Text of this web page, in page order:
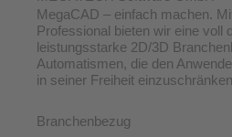
MegaCAD – einfach machen.
Professional bieten wir eine voll
leistungsstarke 2D/3D
Automatismen, die den
in seiner Freiheit
Branchenbezug